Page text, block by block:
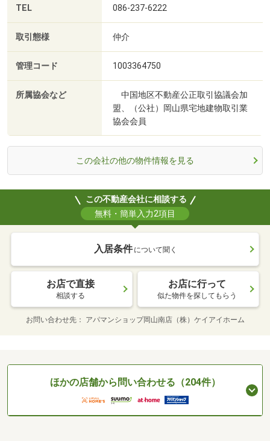
TEL 086-237-6222
取引態様 仲介
管理コード 1003364750
所属協会など
中国地区不動産公正取引協議会加
盟、（公社）岡山県宅地建物取引業
協会会員
この会社の他の物件情報を見る
この不動産会社に相談する
無料・簡単入力2項目
入居条件 について聞く
お店で直接
相談する
お店に行って
似た物件を探してもらう
お問い合わせ先 アパマンショップ岡山南店（株）ケイアイホーム
ほかの店舗から問い合わせる（204件）